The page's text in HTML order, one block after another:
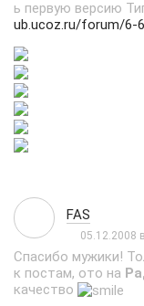
ь первую версию
ub.ucoz.ru/forum/6-
FAS
05.12.2008
Спасибо мужики!
к постам, ото на
качество